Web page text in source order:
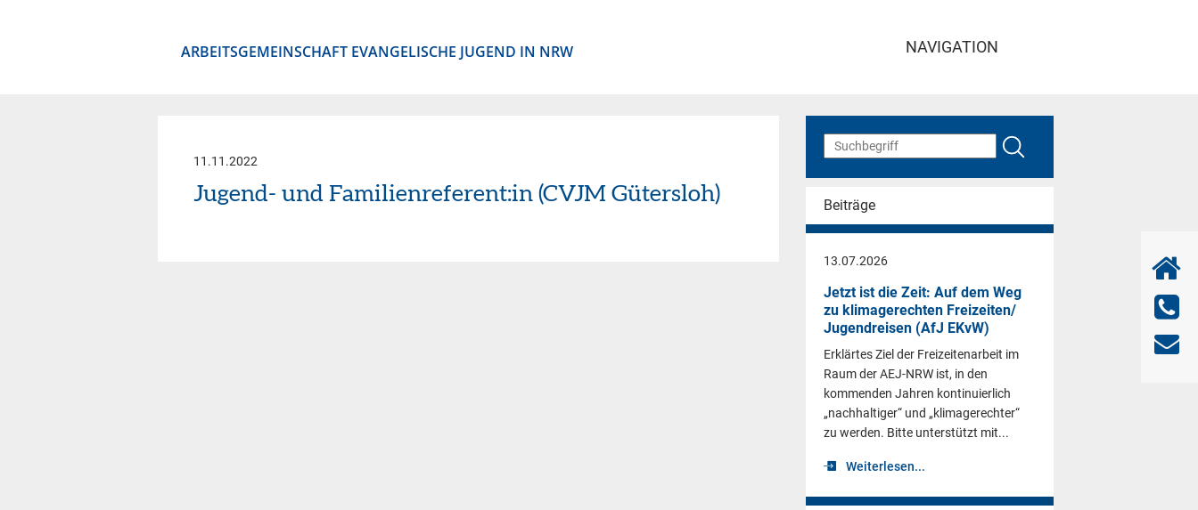
ARBEITSGEMEINSCHAFT EVANGELISCHE JUGEND IN NRW NAVIGATION
11.11.2022
Jugend- und Familienreferent:in (CVJM Gütersloh) Beiträge
13.07.2026
Jetzt ist die Zeit: Auf dem Weg
zu klimagerechten Freizeiten/
Jugendreisen (AfJ EKvW)
Erklärtes Ziel der Freizeitenarbeit im
Raum der AEJ-NRW ist, in den
kommenden Jahren kontinuierlich
„nachhaltiger“ und „klimagerechter“
zu werden. Bitte unterstützt mit...
Weiterlesen...